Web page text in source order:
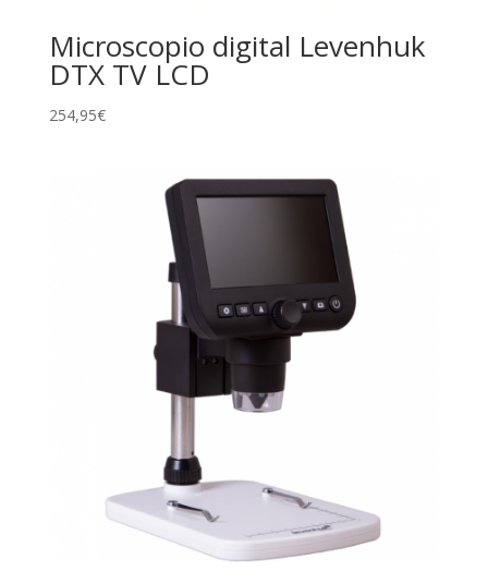
Microscopio digital Levenhuk
DTX TV LCD
254,95€